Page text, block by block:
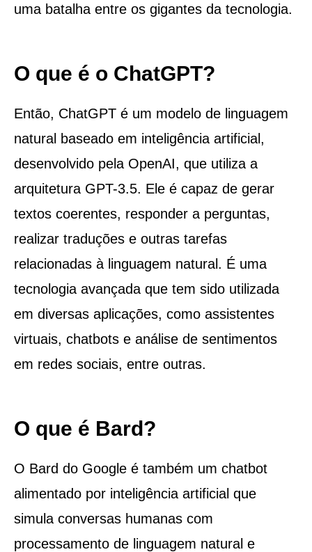
uma batalha entre os gigantes da tecnologia.
O que é o ChatGPT?
Então, ChatGPT é um modelo de linguagem
natural baseado em inteligência artificial,
desenvolvido pela OpenAI, que utiliza a
arquitetura GPT-3.5. Ele é capaz de gerar
textos coerentes, responder a perguntas,
realizar traduções e outras tarefas
relacionadas à linguagem natural. É uma
tecnologia avançada que tem sido utilizada
em diversas aplicações, como assistentes
virtuais, chatbots e análise de sentimentos
em redes sociais, entre outras.
O que é Bard?
O Bard do Google é também um chatbot
alimentado por inteligência artificial que
simula conversas humanas com
processamento de linguagem natural e